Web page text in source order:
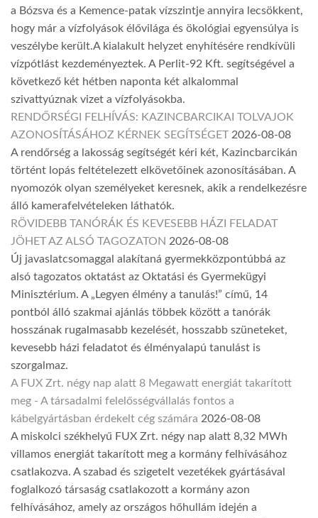
a Bózsva és a Kemence-patak vízszintje annyira lecsökkent,
hogy már a vízfolyások élővilága és ökológiai egyensúlya is
veszélybe került.A kialakult helyzet enyhítésére rendkívüli
vízpótlást kezdeményeztek. A Perlit-92 Kft. segítségével a
következő két hétben naponta két alkalommal
szivattyúznak vizet a vízfolyásokba.
RENDŐRSÉGI FELHÍVÁS: KAZINCBARCIKAI TOLVAJOK
AZONOSÍTÁSÁHOZ KÉRNEK SEGÍTSÉGET 2026-08-08
A rendőrség a lakosság segítségét kéri két, Kazincbarcikán
történt lopás feltételezett elkövetőinek azonosításában. A
nyomozók olyan személyeket keresnek, akik a rendelkezésre
álló kamerafelvételeken láthatók.
RÖVIDEBB TANÓRÁK ÉS KEVESEBB HÁZI FELADAT
JÖHET AZ ALSÓ TAGOZATON 2026-08-08
Új javaslatcsomaggal alakítaná gyermekközpontúbbá az
alsó tagozatos oktatást az Oktatási és Gyermekügyi
Minisztérium. A „Legyen élmény a tanulás!” című, 14
pontból álló szakmai ajánlás többek között a tanórák
hosszának rugalmasabb kezelését, hosszabb szüneteket,
kevesebb házi feladatot és élményalapú tanulást is
szorgalmaz.
A FUX Zrt. négy nap alatt 8 Megawatt energiát takarított
meg - A társadalmi felelősségvállalás fontos a
kábelgyártásban érdekelt cég számára 2026-08-08
A miskolci székhelyű FUX Zrt. négy nap alatt 8,32 MWh
villamos energiát takarított meg a kormány felhívásához
csatlakozva. A szabad és szigetelt vezetékek gyártásával
foglalkozó társaság csatlakozott a kormány azon
felhívásához, amely az országos hőhullám idején a